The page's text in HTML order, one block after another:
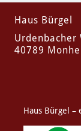
Haus Bürgel
Urdenbacher
40789
Haus Bürgel –